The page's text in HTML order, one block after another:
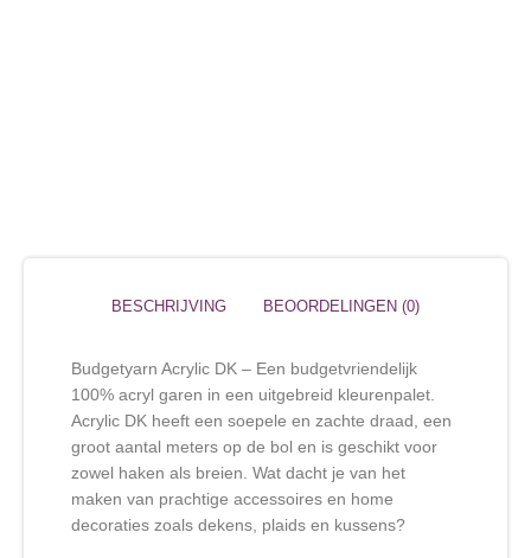
BESCHRIJVING BEOORDELINGEN (0)
Budgetyarn Acrylic DK – Een budgetvriendelijk
100% acryl garen in een uitgebreid kleurenpalet.
Acrylic DK heeft een soepele en zachte draad, een
groot aantal meters op de bol en is geschikt voor
zowel haken als breien. Wat dacht je van het
maken van prachtige accessoires en home
decoraties zoals dekens, plaids en kussens?